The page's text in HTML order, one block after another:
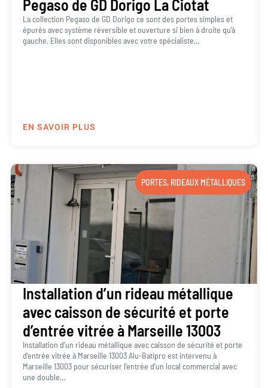
Pegaso de GD Dorigo La Ciotat
La collection Pegaso de GD Dorigo ce sont des portes simples et
épurés avec système réversible et ouverture si bien à droite qu’à
gauche. Elles sont disponibles avec votre spécialiste...
EN SAVOIR PLUS
PORTES, RIDEAUX MÉTALLIQUES
Installation d’un rideau métallique
avec caisson de sécurité et porte
d’entrée vitrée à Marseille 13003
Installation d’un rideau métallique avec caisson de sécurité et porte
d’entrée vitrée à Marseille 13003 Alu-Batipro est intervenu à
Marseille 13003 pour sécuriser l’entrée d’un local commercial avec
une double...